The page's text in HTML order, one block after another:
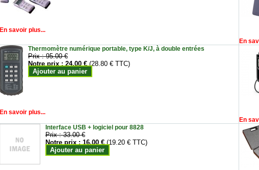
En savoir plus...
En
Thermomètre numérique portable, type K/J, à double entrées
Prix :95.00 €
Notre prix :24.00 € (28.80 € TTC)
Ajouter au panier
En savoir plus...
En
Interface USB + logiciel pour 8828
Prix :33.00 €
Notre prix :16.00 € (19.20 € TTC)
Ajouter au panier